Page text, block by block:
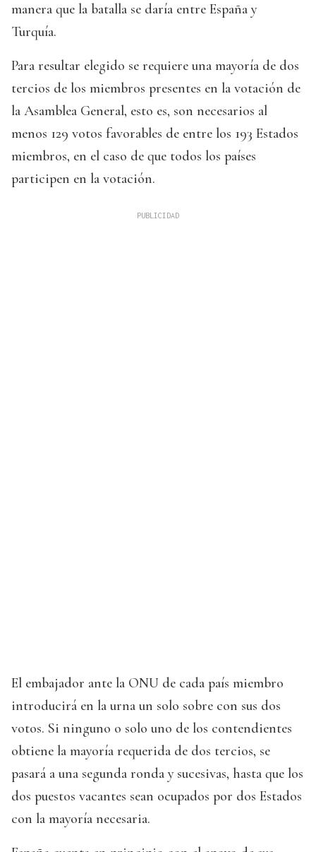
manera que la batalla se daría entre España y
Turquía.
Para resultar elegido se requiere una mayoría de dos
tercios de los miembros presentes en la votación de
la Asamblea General, esto es, son necesarios al
menos 129 votos favorables de entre los 193 Estados
miembros, en el caso de que todos los países
participen en la votación.
El embajador ante la ONU de cada país miembro
introducirá en la urna un solo sobre con sus dos
votos. Si ninguno o solo uno de los contendientes
obtiene la mayoría requerida de dos tercios, se
pasará a una segunda ronda y sucesivas, hasta que los
dos puestos vacantes sean ocupados por dos Estados
con la mayoría necesaria.